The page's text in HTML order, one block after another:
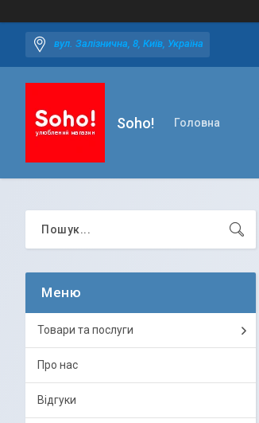
вул. Залізнична, 8, Київ, Україна
Soho! Головна
Товари та послуги
Про нас
Відгуки